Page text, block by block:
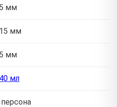
мм
мм
мм
мл